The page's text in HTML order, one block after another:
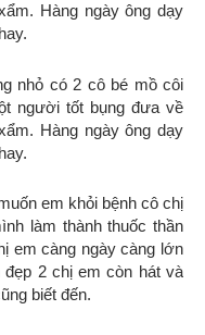
Hàng ngày ông dạy
nhỏ có 2 cô bé mồ côi
người tốt bụng đưa về
Hàng ngày ông dạy
em khỏi bệnh cô chị
làm thành thuốc thần
em càng ngày càng lớn
2 chị em còn hát và
biết đến.